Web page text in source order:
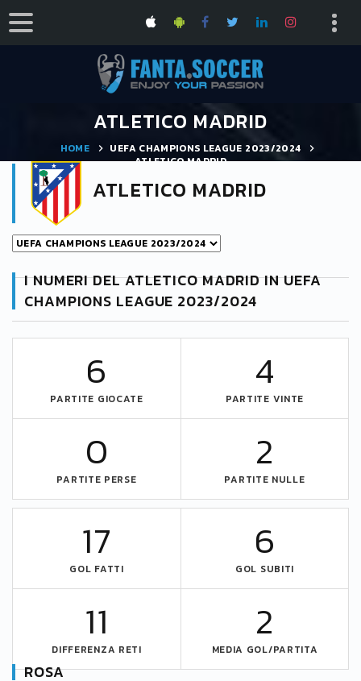
ATLETICO MADRID
HOME
UEFA CHAMPIONS LEAGUE 2023/2024
ATLETICO MADRID
ATLETICO MADRID
I NUMERI DEL ATLETICO MADRID IN UEFA
CHAMPIONS LEAGUE 2023/2024
6
PARTITE GIOCATE
4
PARTITE VINTE
0
PARTITE PERSE
2
PARTITE NULLE
17
GOL FATTI
6
GOL SUBITI
11
DIFFERENZA RETI
2
MEDIA GOL/PARTITA
ROSA